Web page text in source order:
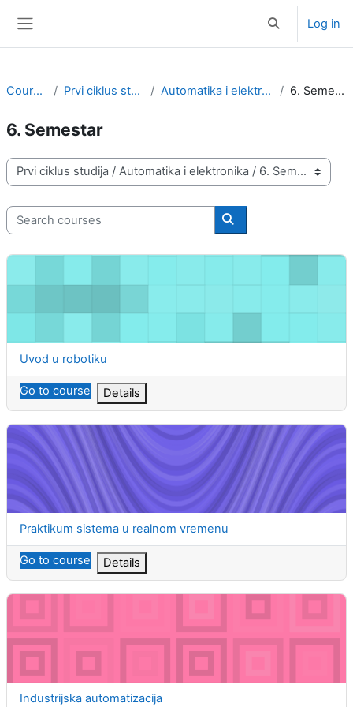
Toggle search
Log in
Courses Prvi ciklus studija Automatika i elektronika 6. Semestar
6. Semestar
Course categories
Search courses
Search courses
Uvod u robotiku
Course name
Uvod u robotiku
Go to course Details
Praktikum sistema u realnom vremenu
Course name
Praktikum sistema u realnom vremenu
Go to course Details
Industrijska automatizacija
Course name
Industrijska automatizacija